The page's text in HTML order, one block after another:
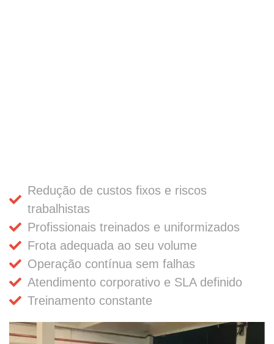
Redução de custos fixos e riscos
trabalhistas
Profissionais treinados e uniformizados
Frota adequada ao seu volume
Operação contínua sem falhas
Atendimento corporativo e SLA definido
Treinamento constante